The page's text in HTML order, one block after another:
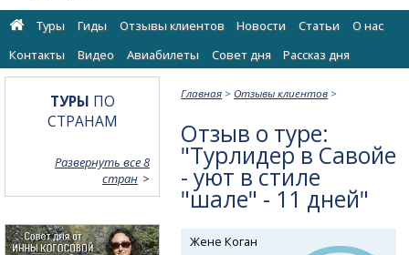
Туры Гиды Отзывы клиентов Новости Статьи
О нас
Контакты
Видео Авиабилеты Cовет дня Рассказ дня
Главная > Отзывы клиентов >
Отзыв о туре:
"Турлидер в Савойе
- уют в стиле
"шале" - 11 дней"
Жене Коган
ТУРЫ ПО
СТРАНАМ
Развернуть все 8
стран